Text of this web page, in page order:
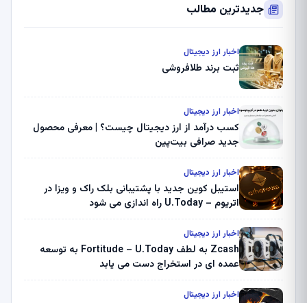
جدیدترین مطالب
اخبار ارز دیجیتال
ثبت برند طلافروشی
اخبار ارز دیجیتال
کسب درآمد از ارز دیجیتال چیست؟ | معرفی محصول
جدید صرافی بیت‌پین
اخبار ارز دیجیتال
استیبل کوین جدید با پشتیبانی بلک راک و ویزا در
اتریوم – U.Today راه اندازی می شود
اخبار ارز دیجیتال
Zcash به لطف Fortitude – U.Today به توسعه
عمده ای در استخراج دست می یابد
اخبار ارز دیجیتال